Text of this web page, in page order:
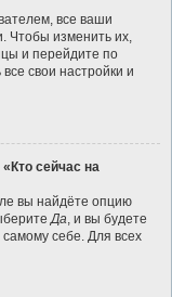
все ваши
Чтобы изменить их,
и перейдите по
свои настройки и
сейчас на
вы найдёте опцию
Да, и вы будете
себе. Для всех